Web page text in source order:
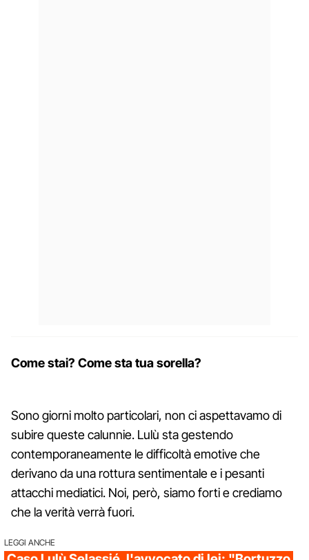
Come stai? Come sta tua sorella?
Sono giorni molto particolari, non ci aspettavamo di
subire queste calunnie. Lulù sta gestendo
contemporaneamente le difficoltà emotive che
derivano da una rottura sentimentale e i pesanti
attacchi mediatici. Noi, però, siamo forti e crediamo
che la verità verrà fuori.
LEGGI ANCHE